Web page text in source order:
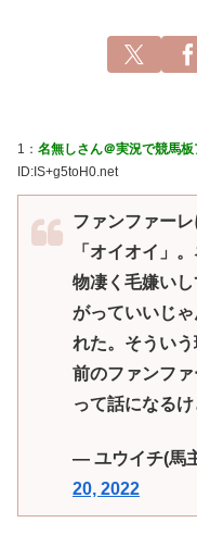
1： 名無しさん＠実況で競馬板
ID:IS+g5toH0.net
ファンファー
「オイオイ」
物凄く毛嫌い
がっていいじ
れた。そうい
前のファンフ
って話になる
— ユウイチ(馬
20, 2022